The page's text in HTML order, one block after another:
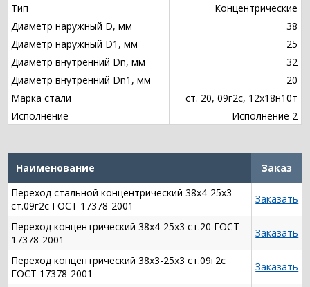
Тип
Концентрические
Диаметр наружный D, мм
38
Диаметр наружный D1, мм
25
Диаметр внутренний Dn, мм
32
Диаметр внутренний Dn1, мм
20
Марка стали
ст. 20, 09г2с, 12х18н10т
Исполнение
Исполнение 2
Наименование
Заказ
Переход стальной концентрический 38х4-25х3
ст.09г2с ГОСТ 17378-2001
Заказать
Переход концентрический 38х4-25х3 ст.20 ГОСТ
17378-2001
Заказать
Переход концентрический 38х3-25х3 ст.09г2с
ГОСТ 17378-2001
Заказать